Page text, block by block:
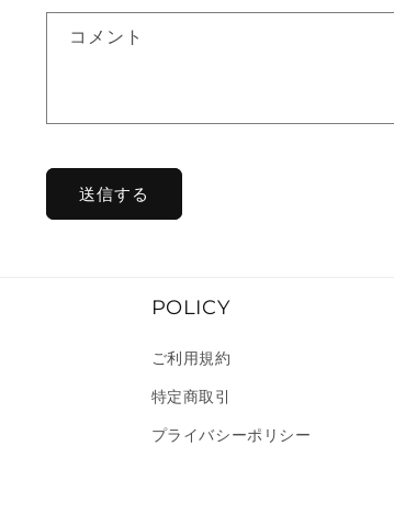
わ
せ
ォ
コメント
送信する
POLICY
ご利用規約
特定商取引
プライバシーポリシー